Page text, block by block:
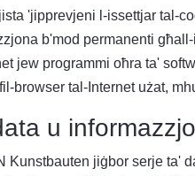
'jipprevjeni l-issettjar tal-
b'mod permanenti
jew programmi oħra ta'
browser tal-Internet użat,
u
Kunstbauten jiġbor serje ta'